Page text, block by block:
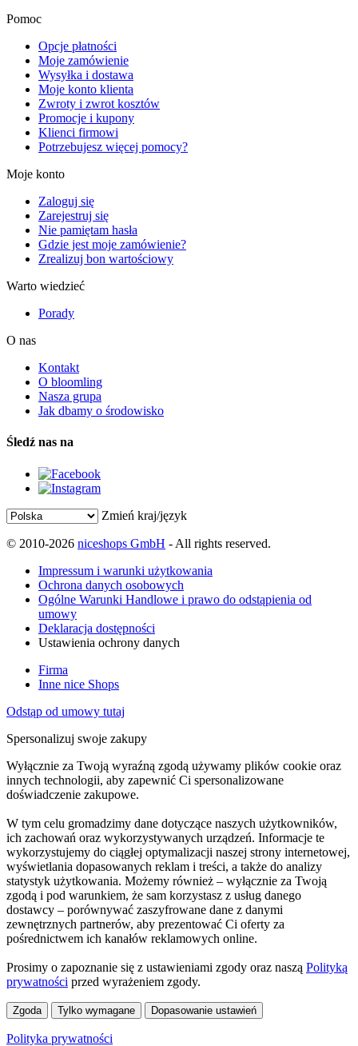
Pomoc
Opcje płatności
Moje zamówienie
Wysyłka i dostawa
Moje konto klienta
Zwroty i zwrot kosztów
Promocje i kupony
Klienci firmowi
Potrzebujesz więcej pomocy?
Moje konto
Zaloguj się
Zarejestruj się
Nie pamiętam hasła
Gdzie jest moje zamówienie?
Zrealizuj bon wartościowy
Warto wiedzieć
Porady
O nas
Kontakt
O bloomling
Nasza grupa
Jak dbamy o środowisko
Śledź nas na
Zmień kraj/język
© 2010-2026 niceshops GmbH - All rights reserved.
Impressum i warunki użytkowania
Ochrona danych osobowych
Ogólne Warunki Handlowe i prawo do odstąpienia od
umowy
Deklaracja dostępności
Ustawienia ochrony danych
Firma
Inne nice Shops
Odstąp od umowy tutaj
Spersonalizuj swoje zakupy
Wyłącznie za Twoją wyraźną zgodą używamy plików cookie oraz
innych technologii, aby zapewnić Ci spersonalizowane
doświadczenie zakupowe.
W tym celu gromadzimy dane dotyczące naszych użytkowników,
ich zachowań oraz wykorzystywanych urządzeń. Informacje te
wykorzystujemy do ciągłej optymalizacji naszej strony internetowej,
wyświetlania dopasowanych reklam i treści, a także do analizy
statystyk użytkowania. Możemy również – wyłącznie za Twoją
zgodą i pod warunkiem, że sam korzystasz z usług danego
dostawcy – porównywać zaszyfrowane dane z danymi
zewnętrznych partnerów, aby prezentować Ci oferty za
pośrednictwem ich kanałów reklamowych online.
Prosimy o zapoznanie się z ustawieniami zgody oraz naszą Polityką
prywatności przed wyrażeniem zgody.
Zgoda Tylko wymagane Dopasowanie ustawień
Polityka prywatności